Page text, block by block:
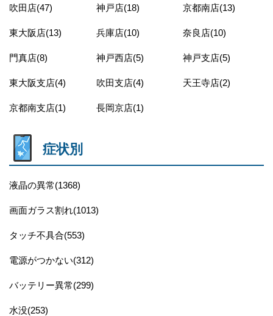
吹田店(47) 神戸店(18) 京都南店(13)
東大阪店(13) 兵庫店(10) 奈良店(10)
門真店(8) 神戸西店(5) 神戸支店(5)
東大阪支店(4) 吹田支店(4) 天王寺店(2)
京都南支店(1) 長岡京店(1)
症状別
液晶の異常(1368)
画面ガラス割れ(1013)
タッチ不具合(553)
電源がつかない(312)
バッテリー異常(299)
水没(253)